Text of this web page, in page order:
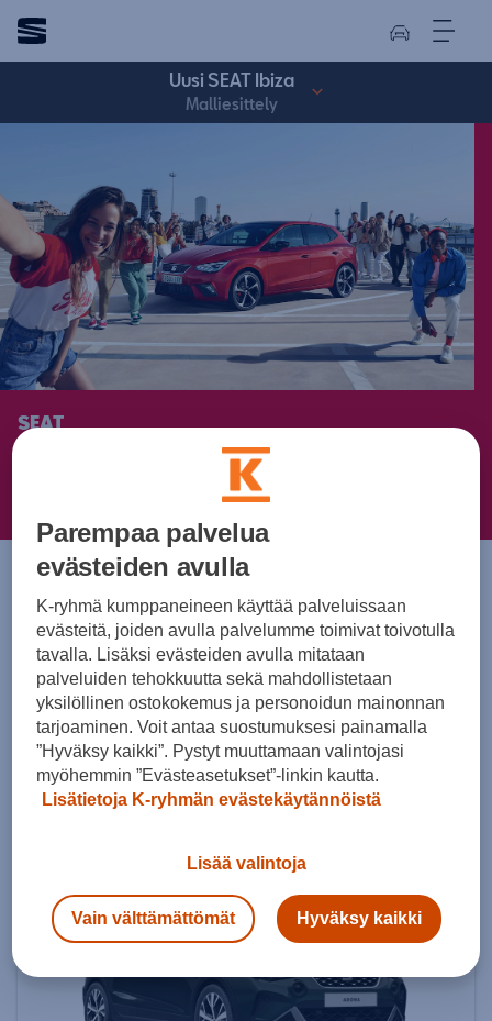
Uusi SEAT Ibiza
Malliesittely
SEAT
Ei saatavilla tällä hetkellä
SEAT Ibiza
SEAT Ibiza ei kuulu tällä hetkellä Suomen
maahantuontiohjelmaan. Tutustu alta muuhun SEAT-
mallistoomme.
Parempaa palvelua
evästeiden avulla
K-ryhmä kumppaneineen käyttää palveluissaan
evästeitä, joiden avulla palvelumme toimivat toivotulla
tavalla. Lisäksi evästeiden avulla mitataan
palveluiden tehokkuutta sekä mahdollistetaan
yksilöllinen ostokokemus ja personoidun mainonnan
tarjoaminen. Voit antaa suostumuksesi painamalla
”Hyväksy kaikki”. Pystyt muuttamaan valintojasi
myöhemmin ”Evästeasetukset”-linkin kautta.
Lisätietoja K-ryhmän evästekäytännöistä
Lisää valintoja
Vain välttämättömät Hyväksy kaikki